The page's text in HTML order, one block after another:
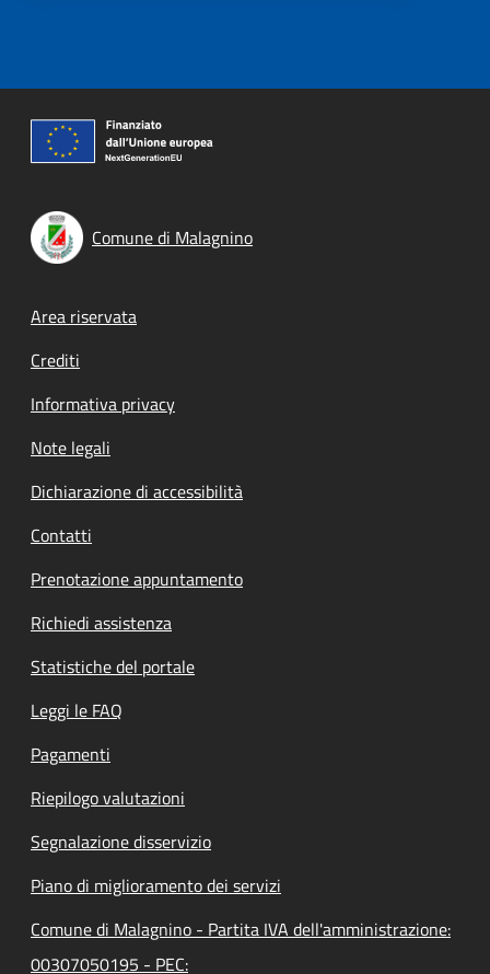
Comune di Malagnino
Footer menu
Area riservata
Crediti
Informativa privacy
Note legali
Dichiarazione di accessibilità
Contatti
Prenotazione appuntamento
Richiedi assistenza
Statistiche del portale
Leggi le FAQ
Pagamenti
Riepilogo valutazioni
Segnalazione disservizio
Piano di miglioramento dei servizi
Comune di Malagnino - Partita IVA dell'amministrazione:
00307050195 - PEC: